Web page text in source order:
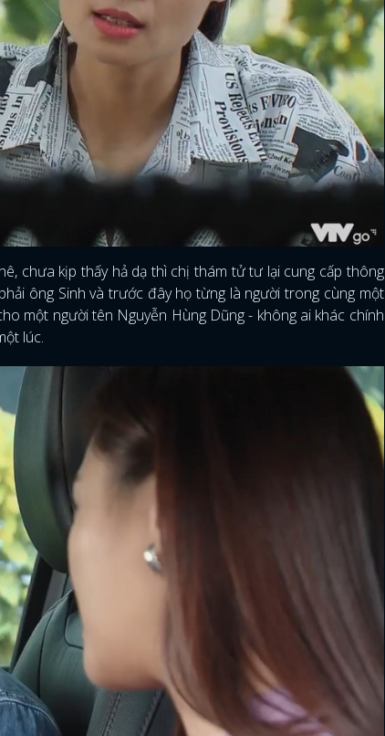
chưa kịp thấy hả dạ thì chị thám tử tư lại cung cấp thông
ông Sinh và trước đây họ từng là người trong cùng một
một người tên Nguyễn Hùng Dũng - không ai khác chính
lúc.